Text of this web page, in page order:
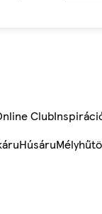
Club
Húsáru